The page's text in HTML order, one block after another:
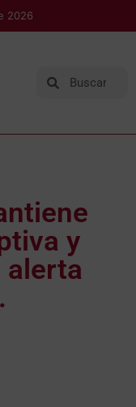
2026
y
alerta